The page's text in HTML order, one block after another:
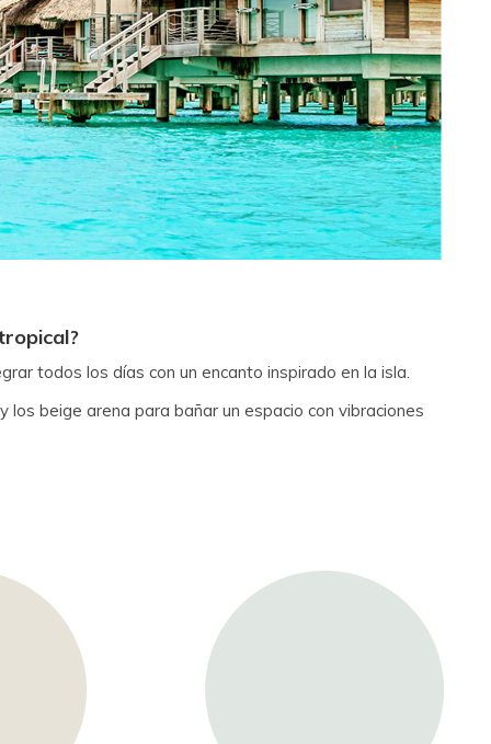
todos los días con un encanto inspirado en la isla.
beige arena para bañar un espacio con vibraciones